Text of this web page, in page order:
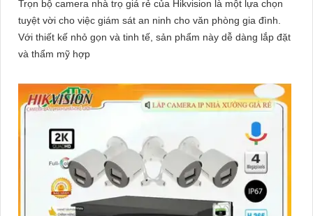
Trọn bộ camera nhà trọ giá rẻ của Hikvision là một lựa chọn
tuyệt vời cho việc giám sát an ninh cho văn phòng gia đình.
Với thiết kế nhỏ gọn và tinh tế, sản phẩm này dễ dàng lắp đặt
và thẩm mỹ hợp